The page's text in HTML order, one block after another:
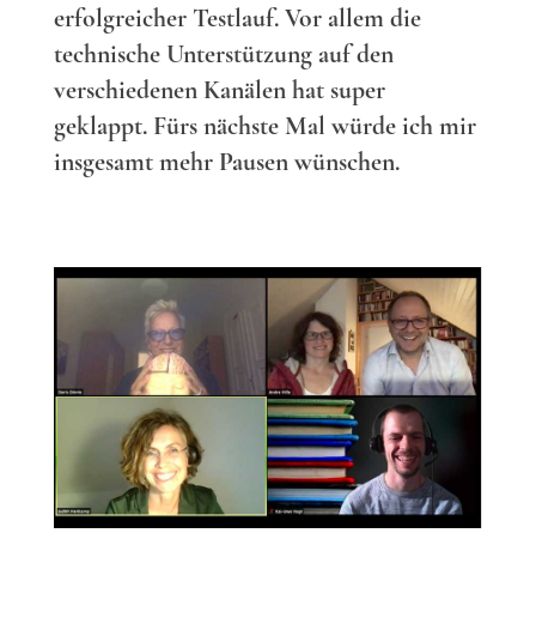
erfolgreicher Testlauf. Vor allem die
technische Unterstützung auf den
verschiedenen Kanälen hat super
geklappt. Fürs nächste Mal würde ich mir
insgesamt mehr Pausen wünschen.